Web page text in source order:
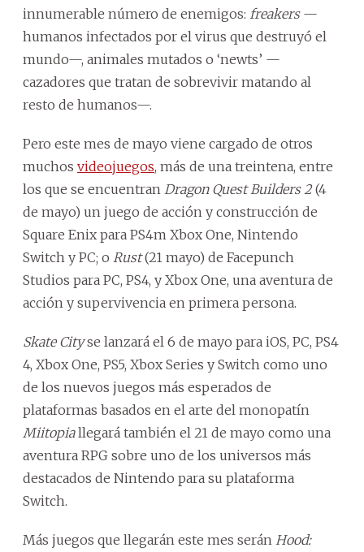
innumerable número de enemigos: freakers—
humanos infectados por el virus que destruyó el
mundo—, animales mutados o ‘newts’ —
cazadores que tratan de sobrevivir matando al
resto de humanos—.
Pero este mes de mayo viene cargado de otros
muchos videojuegos, más de una treintena, entre
los que se encuentran Dragon Quest Builders 2(4
de mayo) un juego de acción y construcción de
Square Enix para PS4m Xbox One, Nintendo
Switch y PC; o Rust(21 mayo) de Facepunch
Studios para PC, PS4, y Xbox One, una aventura de
acción y supervivencia en primera persona.
Skate Cityse lanzará el 6 de mayo para iOS, PC, PS4
4, Xbox One, PS5, Xbox Series y Switch como uno
de los nuevos juegos más esperados de
plataformas basados en el arte del monopatín
Miitopiallegará también el 21 de mayo como una
aventura RPG sobre uno de los universos más
destacados de Nintendo para su plataforma
Switch.
Más juegos que llegarán este mes serán Hood: